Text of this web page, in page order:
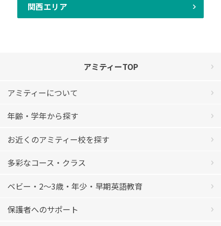
関西エリア
アミティーTOP
アミティーについて
年齢・学年から探す
お近くのアミティー校を探す
多彩なコース・クラス
ベビー・2〜3歳・年少・早期英語教育
保護者へのサポート